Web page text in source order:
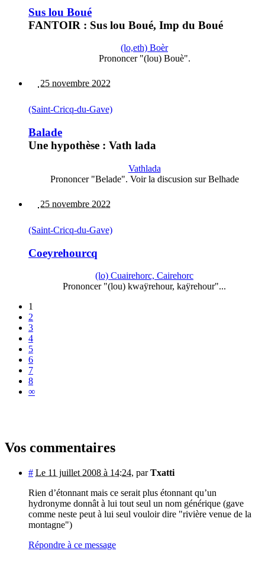
Sus lou Boué
FANTOIR : Sus lou Boué, Imp du Boué
(lo,eth) Boèr
Prononcer "(lou) Bouè".
25 novembre 2022
(Saint-Cricq-du-Gave)
Balade
Une hypothèse : Vath lada
Vathlada
Prononcer "Belade". Voir la discusion sur Belhade
25 novembre 2022
(Saint-Cricq-du-Gave)
Coeyrehourcq
(lo) Cuairehorc, Cairehorc
Prononcer "(lou) kwaÿrehour, kaÿrehour"...
1
2
3
4
5
6
7
8
∞
Vos commentaires
# Le 11 juillet 2008 à 14:24, parTxatti
Rien d’étonnant mais ce serait plus étonnant qu’un
hydronyme donnât à lui tout seul un nom générique (gave
comme neste peut à lui seul vouloir dire "rivière venue de la
montagne")
Répondre à ce message